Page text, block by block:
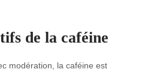
de la caféine
modération, la caféine est